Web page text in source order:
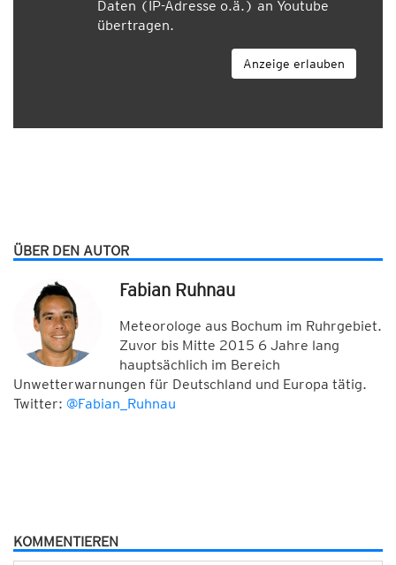
Daten (IP-Adresse o.ä.) an Youtube
übertragen.
Anzeige erlauben
ÜBER DEN AUTOR
Fabian Ruhnau
Meteorologe aus Bochum im Ruhrgebiet.
Zuvor bis Mitte 2015 6 Jahre lang
hauptsächlich im Bereich
Unwetterwarnungen für Deutschland und Europa tätig.
Twitter: @Fabian_Ruhnau
KOMMENTIEREN